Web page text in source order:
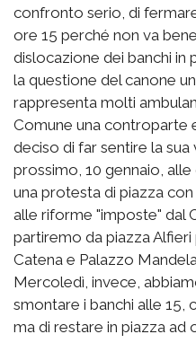
confronto serio, di
ore 15 perché non va
dislocazione dei banchi in
la questione del canone
rappresenta molti
Comune una controparte
deciso di far sentire la
prossimo, 10 gennaio, alle
una protesta di piazza
alle riforme "imposte" dal
partiremo da piazza
Catena e Palazzo
Mercoledì, invece,
smontare i banchi alle 15,
ma di restare in piazza ad